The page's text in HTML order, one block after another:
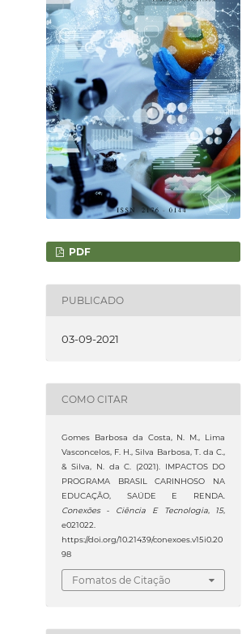
PDF
PUBLICADO
03-09-2021
COMO CITAR
Gomes Barbosa da Costa, N. M., Lima
Vasconcelos, F. H., Silva Barbosa, T. da C.,
& Silva, N. da C. (2021). IMPACTOS DO
PROGRAMA BRASIL CARINHOSO NA
EDUCAÇÃO, SAÚDE E RENDA.
Conexões - Ciência E Tecnologia, 15,
e021022.
https://doi.org/10.21439/conexoes.v15i0.20
98
Fomatos de Citação